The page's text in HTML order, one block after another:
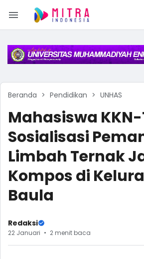
Beranda Pendidikan UNHAS
Mahasiswa
Sosialisasi
Limbah Ternak
Kompos di
Baula
Redaksi
22 Januari 2 menit baca